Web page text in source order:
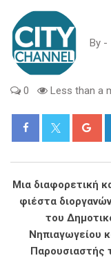
By -
0 Less than a
Μια διαφορετική
φιέστα
του
Νηπιαγωγείου
Παρουσιαστής